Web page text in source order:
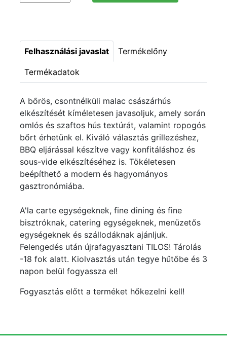
Felhasználási javaslat Termékelőny
Termékadatok
A bőrös, csontnélküli malac császárhús
elkészítését kíméletesen javasoljuk, amely során
omlós és szaftos hús textúrát, valamint ropogós
bőrt érhetünk el. Kiváló választás grillezéshez,
BBQ eljárással készítve vagy konfitáláshoz és
sous-vide elkészítéséhez is. Tökéletesen
beépíthető a modern és hagyományos
gasztronómiába.
A'la carte egységeknek, fine dining és fine
bisztróknak, catering egységeknek, menüzetős
egységeknek és szállodáknak ajánljuk.
Felengedés után újrafagyasztani TILOS! Tárolás
-18 fok alatt. Kiolvasztás után tegye hűtőbe és 3
napon belül fogyassza el!
Fogyasztás előtt a terméket hőkezelni kell!